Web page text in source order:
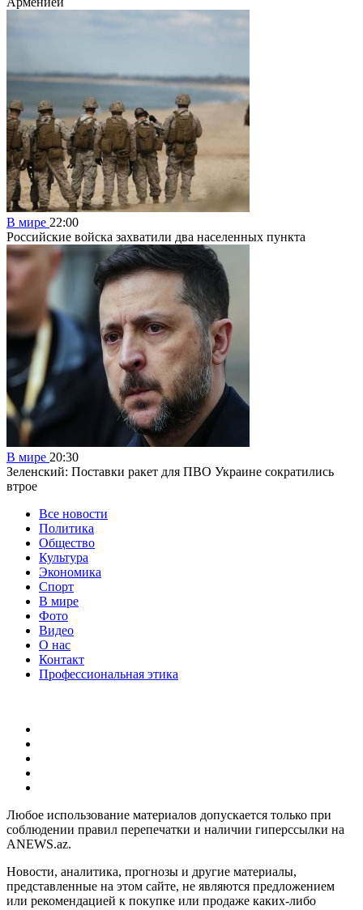
В мире 22:00
Российские войска захватили два населенных пункта
В мире 20:30
Зеленский: Поставки ракет для ПВО Украине сократились
втрое
Все новости
Политика
Общество
Культура
Экономика
Спорт
В мире
Фото
Видео
О нас
Контакт
Профессиональная этика
Любое использование материалов допускается только при
соблюдении правил перепечатки и наличии гиперссылки на
ANEWS.az.
Новости, аналитика, прогнозы и другие материалы,
представленные на этом сайте, не являются предложением
или рекомендацией к покупке или продаже каких-либо